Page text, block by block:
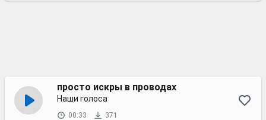
просто искры в проводах
Наши голоса
00:33 371